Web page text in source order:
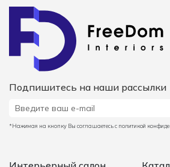
Подпишитесь на наши рассылки
*Нажимая на кнопку Вы соглашаетесь с политикой